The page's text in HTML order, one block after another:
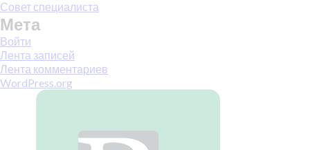
Совет специалиста
Мета
Войти
Лента записей
Лента комментариев
WordPress.org